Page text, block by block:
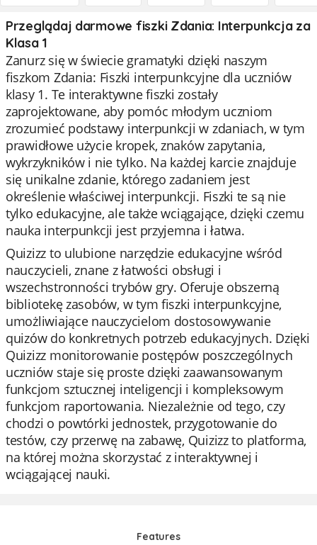
Przeglądaj darmowe fiszki Zdania: Interpunkcja za
Klasa 1
Zanurz się w świecie gramatyki dzięki naszym
fiszkom Zdania: Fiszki interpunkcyjne dla uczniów
klasy 1. Te interaktywne fiszki zostały
zaprojektowane, aby pomóc młodym uczniom
zrozumieć podstawy interpunkcji w zdaniach, w tym
prawidłowe użycie kropek, znaków zapytania,
wykrzykników i nie tylko. Na każdej karcie znajduje
się unikalne zdanie, którego zadaniem jest
określenie właściwej interpunkcji. Fiszki te są nie
tylko edukacyjne, ale także wciągające, dzięki czemu
nauka interpunkcji jest przyjemna i łatwa.
Quizizz to ulubione narzędzie edukacyjne wśród
nauczycieli, znane z łatwości obsługi i
wszechstronności trybów gry. Oferuje obszerną
bibliotekę zasobów, w tym fiszki interpunkcyjne,
umożliwiające nauczycielom dostosowywanie
quizów do konkretnych potrzeb edukacyjnych. Dzięki
Quizizz monitorowanie postępów poszczególnych
uczniów staje się proste dzięki zaawansowanym
funkcjom sztucznej inteligencji i kompleksowym
funkcjom raportowania. Niezależnie od tego, czy
chodzi o powtórki jednostek, przygotowanie do
testów, czy przerwę na zabawę, Quizizz to platforma,
na której można skorzystać z interaktywnej i
wciągającej nauki.
Features